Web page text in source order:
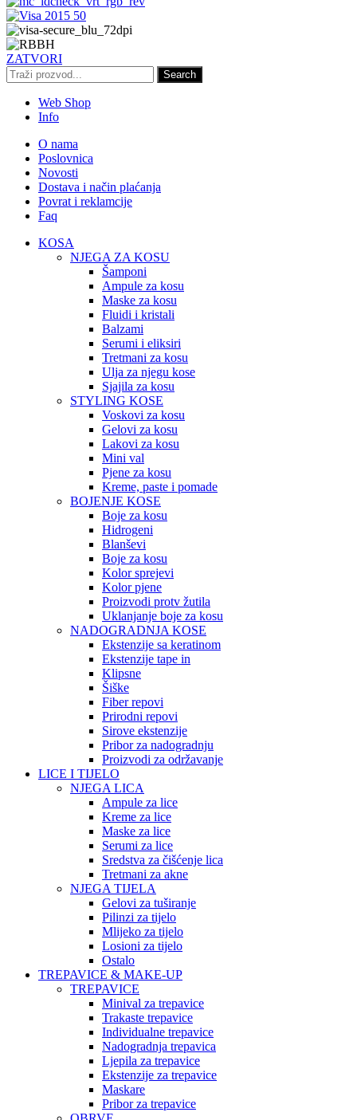
ZATVORI
Search
Web Shop
Info
O nama
Poslovnica
Novosti
Dostava i način plaćanja
Povrat i reklamcije
Faq
KOSA
NJEGA ZA KOSU
Šamponi
Ampule za kosu
Maske za kosu
Fluidi i kristali
Balzami
Serumi i eliksiri
Tretmani za kosu
Ulja za njegu kose
Sjajila za kosu
STYLING KOSE
Voskovi za kosu
Gelovi za kosu
Lakovi za kosu
Mini val
Pjene za kosu
Kreme, paste i pomade
BOJENJE KOSE
Boje za kosu
Hidrogeni
Blanševi
Boje za kosu
Kolor sprejevi
Kolor pjene
Proizvodi protv žutila
Uklanjanje boje za kosu
NADOGRADNJA KOSE
Ekstenzije sa keratinom
Ekstenzije tape in
Klipsne
Šiške
Fiber repovi
Prirodni repovi
Sirove ekstenzije
Pribor za nadogradnju
Proizvodi za održavanje
LICE I TIJELO
NJEGA LICA
Ampule za lice
Kreme za lice
Maske za lice
Serumi za lice
Sredstva za čišćenje lica
Tretmani za akne
NJEGA TIJELA
Gelovi za tuširanje
Pilinzi za tijelo
Mlijeko za tijelo
Losioni za tijelo
Ostalo
TREPAVICE & MAKE-UP
TREPAVICE
Minival za trepavice
Trakaste trepavice
Individualne trepavice
Nadogradnja trepavica
Ljepila za trepavice
Ekstenzije za trepavice
Maskare
Pribor za trepavice